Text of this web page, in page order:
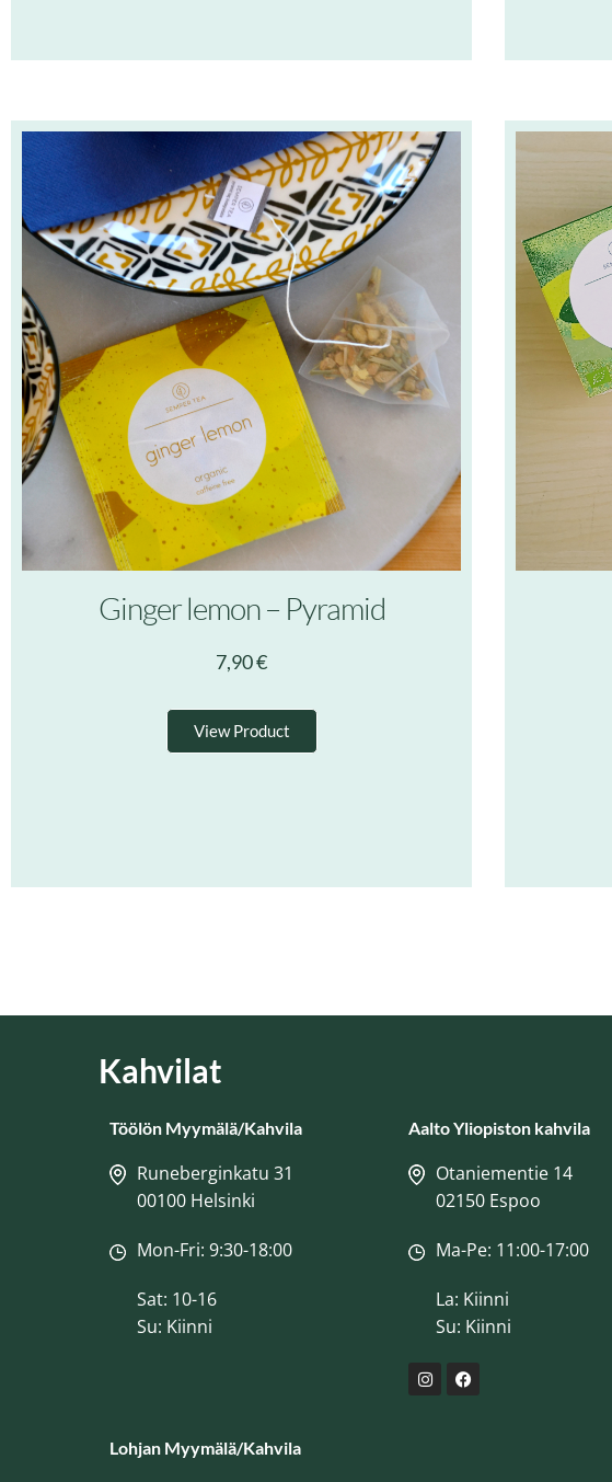
Ginger lemon – Pyramid
7,90€
View Product
Kahvilat
Töölön Myymälä/Kahvila
Runeberginkatu 31
00100 Helsinki
Mon-Fri: 9:30-18:00
Sat: 10-16
Su: Kiinni
Aalto Yliopiston kahvila
Otaniementie 14
02150 Espoo
Ma-Pe: 11:00-17:00
La: Kiinni
Su: Kiinni
Lohjan Myymälä/Kahvila